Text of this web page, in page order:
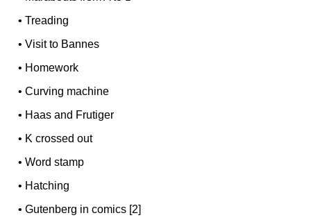
•Treading
•Visit to Bannes
• Homework
•Curving machine
• Haas and Frutiger
• K crossed out
•Word stamp
• Hatching
•Gutenberg in comics [2]